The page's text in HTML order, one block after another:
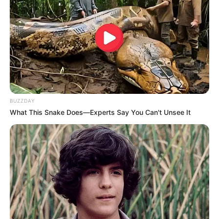
com um fã que queria um autógrafo. O rapper do hit 'Donda' estava
saindo do clube Soho Warehouse e teria sido abordado por um fã.
Um vídeo capturado do lado de fora da boate mostra West irritado
gritando enquanto um homem não identificado está caído no chão.
Fontes dizem que o ex-marido de Kim Kardashian bateu no
indivíduo depois que ele o abordou para pedir um autógrafo.
Doja Cat
BUZZDAY
What This Snake Does—Experts Say You Can't Unsee It